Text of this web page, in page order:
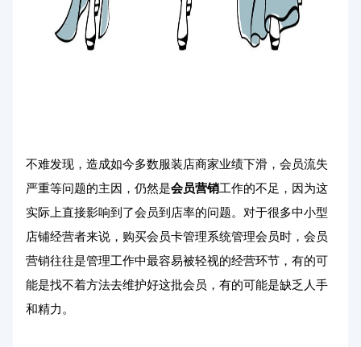
不难发现，造成如今多数服装店商家业绩下滑，会员流失
严重等问题的主因，仍然是会员营销工作的不足，因为这
实际上直接影响到了会员到店率的问题。对于很多中小型
店铺经营者来说，购买会员卡管理系统管理会员时，会员
营销往往是管理工作中最容易被轻视的经营环节，有的可
能是找不着方法去维护好这批会员，有的可能是缺乏人手
和精力。